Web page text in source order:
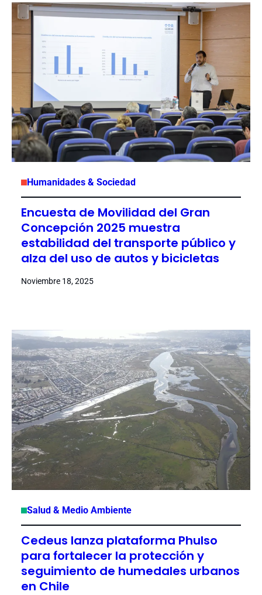
Humanidades & Sociedad
Encuesta de Movilidad del Gran
Concepción 2025 muestra
estabilidad del transporte público y
alza del uso de autos y bicicletas
Noviembre 18, 2025
Salud & Medio Ambiente
Cedeus lanza plataforma Phulso
para fortalecer la protección y
seguimiento de humedales urbanos
en Chile